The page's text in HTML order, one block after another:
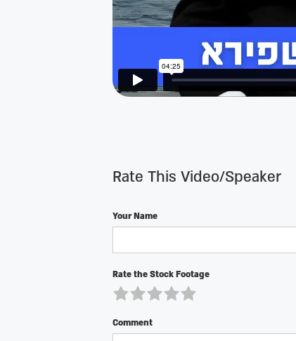
Rate This Video/Speaker
Your Name
Rate the Stock Footage
Comment